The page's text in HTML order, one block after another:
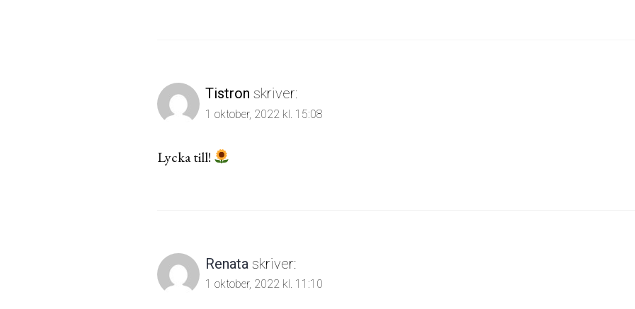
Tistron skriver:
1 oktober, 2022 kl. 15:08
Lycka till!
Renata skriver:
1 oktober, 2022 kl. 11:10